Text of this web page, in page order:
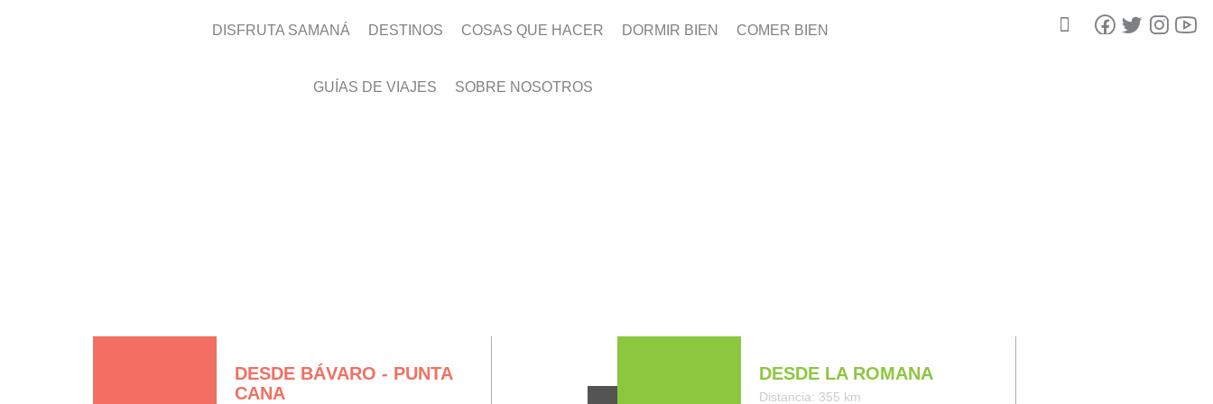
DISFRUTA SAMANÁ DESTINOS COSAS QUE HACER DORMIR BIEN COMER BIEN
GUÍAS DE VIAJES SOBRE NOSOTROS
DESDE BÁVARO - PUNTA
CANA
DESDE LA ROMANA
Distancia: 355 km